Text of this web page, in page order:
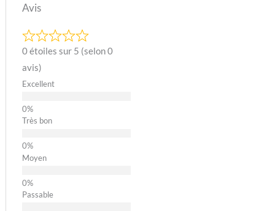
Avis
0 étoiles sur 5 (selon 0
avis)
Excellent
Très bon
Moyen
Passable